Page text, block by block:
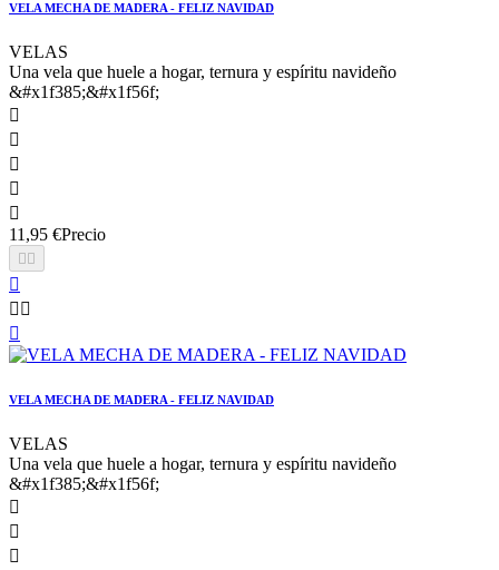
VELA MECHA DE MADERA - FELIZ NAVIDAD
VELAS
Una vela que huele a hogar, ternura y espíritu navideño
&#x1f385;&#x1f56f;️





11,95 €Precio
 

 

VELA MECHA DE MADERA - FELIZ NAVIDAD
VELAS
Una vela que huele a hogar, ternura y espíritu navideño
&#x1f385;&#x1f56f;️


